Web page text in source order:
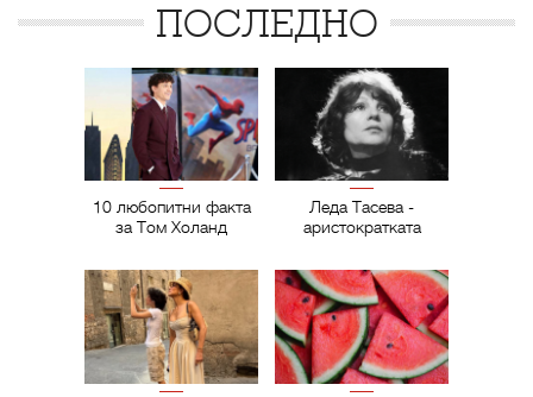
ПОСЛЕДНО
10 любопитни факта
за Том Холанд
Леда Тасева -
аристократката